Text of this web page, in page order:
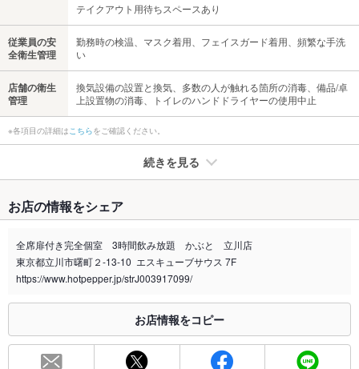
テイクアウト用待ちスペースあり
従業員の安
全衛生管理
勤務時の検温、マスク着用、フェイスガード着用、頻繁な手洗
い
店舗の衛生
管理
換気設備の設置と換気、多数の人が触れる箇所の消毒、備品/卓
上設置物の消毒、トイレのハンドドライヤーの使用中止
※各項目の詳細は こちらをご確認ください。
続きを見る
禁煙・喫煙
全席喫煙可
喫煙専用室 なし
合わせください。
お席
80席(貸切可能人数40名様 ～80名様)
お店の情報をシェア
全席扉付き完全個室 3時間飲み放題 かぶと 立川店
東京都立川市曙町２-13-10 エスキューブサウス 7F
https://www.hotpepper.jp/strJ003917099/
お店情報をコピー